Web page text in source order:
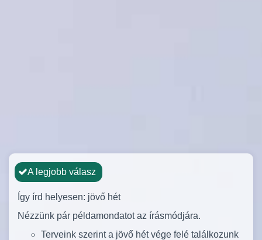
A legjobb válasz
Így írd helyesen: jövő hét
Nézzünk pár példamondatot az írásmódjára.
Terveink szerint a jövő hét vége felé találkozunk